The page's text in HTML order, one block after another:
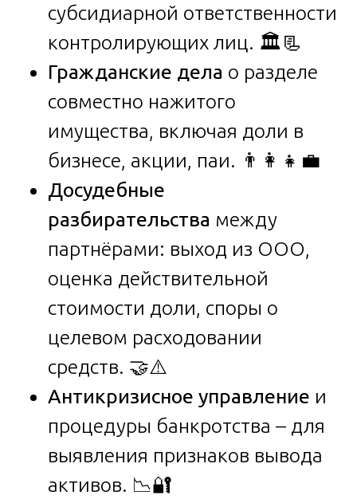
субсидиарной ответственности
контролирующих лиц. 🏛️📃
Гражданские дела о разделе
совместно нажитого
имущества, включая доли в
бизнесе, акции, паи. 👨‍👩‍👧‍💼
Досудебные
разбирательства между
партнёрами: выход из ООО,
оценка действительной
стоимости доли, споры о
целевом расходовании
средств. 🤝⚠️
Антикризисное управление и
процедуры банкротства – для
выявления признаков вывода
активов. 📉🔐